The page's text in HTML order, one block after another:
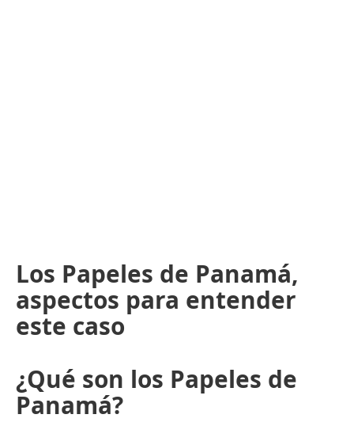
Los Papeles de Panamá,
aspectos para entender
este caso
¿Qué son los Papeles de
Panamá?